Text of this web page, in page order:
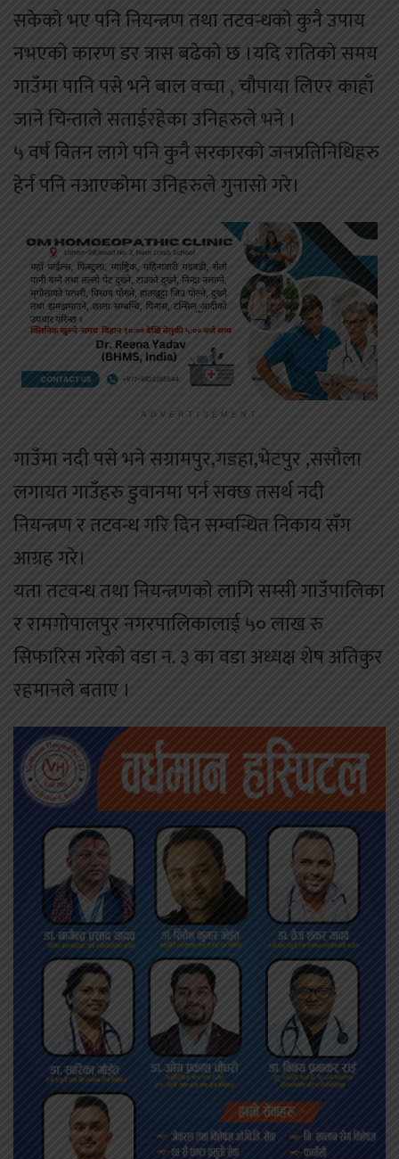
सकेकाे भए पनि नियन्त्रण तथा तटवन्धकाे कुनै उपाय
नभएकाे कारण डर त्रास बढेकाे छ ।यदि रातिकाे समय
गाउँमा पानि पसे भने बाल वच्चा , चाैपाया लिएर काहाँ
जाने चिन्ताले सताईरहेका उनिहरुले भने ।
५ वर्ष वितन लागे पनि कुनै सरकारकाे जनप्रतिनिधिहरु
हेर्न पनि नआएकाेमा उनिहरुले गुनासाे गरे।
ADVERTISEMENT
गाउँमा नदी पसे भने सग्रामपुर,गडहा,भेटपुर ,ससाैला
लगायत गाउँहरु डुवानमा पर्न सक्छ तसर्थ नदी
नियन्त्रण र तटवन्ध गरि दिन सम्वन्धित निकाय सँग
आग्रह गरे।
यता तटवन्ध तथा नियन्त्रणकाे लागि सम्सी गाउँपालिका
र रामगाेपालपुर नगरपालिकालाई ५० लाख रु
सिफारिस गरेकाे वडा न. ३ का वडा अध्यक्ष शेष अतिकुर
रहमानले बताए ।